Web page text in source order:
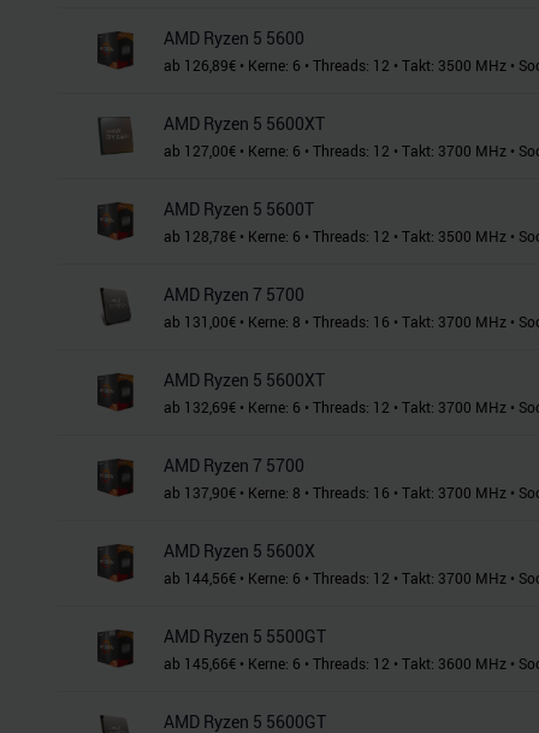
AMD Ryzen 5 5600
ab 126,89€ • Kerne: 6 • Threads: 12 • Takt: 3500 MHz •
AMD Ryzen 5 5600XT
ab 127,00€ • Kerne: 6 • Threads: 12 • Takt: 3700 MHz •
AMD Ryzen 5 5600T
ab 128,78€ • Kerne: 6 • Threads: 12 • Takt: 3500 MHz •
AMD Ryzen 7 5700
ab 131,00€ • Kerne: 8 • Threads: 16 • Takt: 3700 MHz •
AMD Ryzen 5 5600XT
ab 132,69€ • Kerne: 6 • Threads: 12 • Takt: 3700 MHz •
AMD Ryzen 7 5700
ab 137,90€ • Kerne: 8 • Threads: 16 • Takt: 3700 MHz •
AMD Ryzen 5 5600X
ab 144,56€ • Kerne: 6 • Threads: 12 • Takt: 3700 MHz •
AMD Ryzen 5 5500GT
ab 145,66€ • Kerne: 6 • Threads: 12 • Takt: 3600 MHz •
AMD Ryzen 5 5600GT